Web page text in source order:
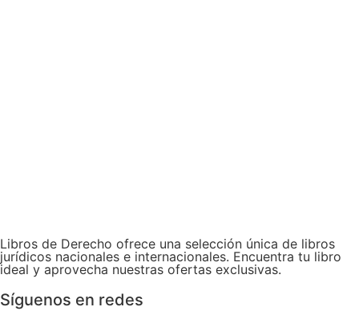
Libros de Derecho ofrece una selección única de libros
jurídicos nacionales e internacionales. Encuentra tu libro
ideal y aprovecha nuestras ofertas exclusivas.
Síguenos en redes